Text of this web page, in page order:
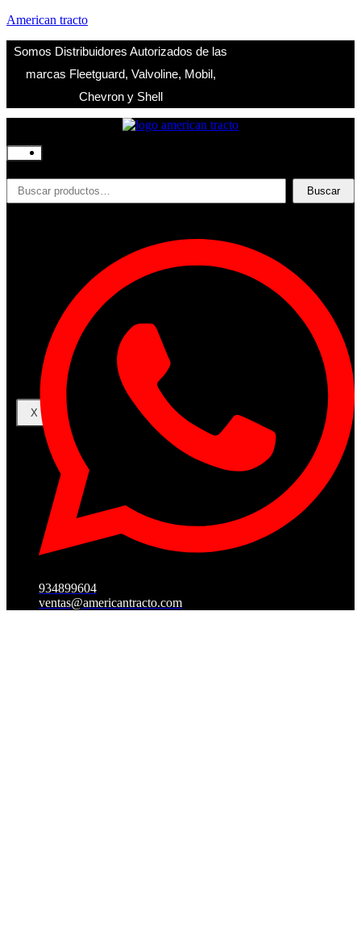
American tracto
Somos Distribuidores Autorizados de las
marcas Fleetguard, Valvoline, Mobil,
Chevron y Shell
Productos
Filtros
Contacto
Acceder
Iniciar Sesion
Registro
Restablecer la contraseña
X
Buscar
Buscar
934899604
ventas@americantracto.com